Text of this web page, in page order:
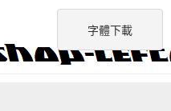
字體下載